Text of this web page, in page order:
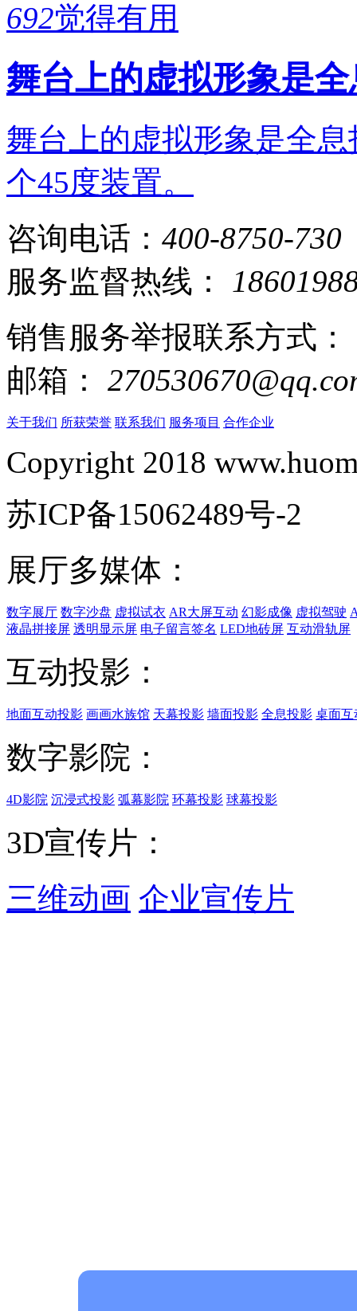
692觉得有用
舞台上的虚拟形象是
舞台上的虚拟形象是全
个45度装置。
咨询电话： 400-8750-730
服务监督热线：
销售服务举报联系方式：
邮箱：
关于我们 所获荣誉 联系我们 服务项目 合作企业
Copyright 2018
苏ICP备15062489号-2
展厅多媒体：
数字展厅 数字沙盘 虚拟试衣 AR大屏互动 幻影成像 虚拟驾驶
液晶拼接屏 透明显示屏 电子留言签名 LED地砖屏 互动滑轨屏
互动投影：
地面互动投影 画画水族馆 天幕投影 墙面投影 全息投影 桌面互
数字影院：
4D影院 沉浸式投影 弧幕影院 环幕投影 球幕投影
3D宣传片：
三维动画 企业宣传片